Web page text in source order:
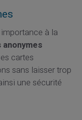
à la
cartes
sans laisser trop
une sécurité